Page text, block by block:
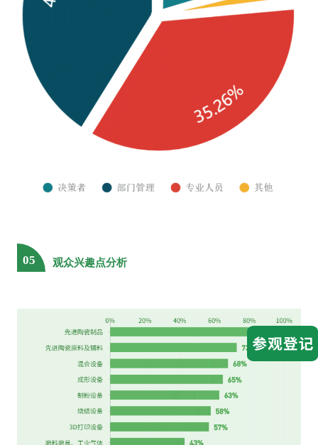
华硕精瓷
惠达卫浴股份有限公司
惠丰电子有限公司
吉凯恩（丹阳）工业有限公司
吉林大学
技美科技股份有限公司
际华集团股份有限公司
嘉兴精科科技有限公司
江丰电子
江苏灿勤科技股份有限公司
江苏富乐华功率半导体研究院
江苏港迪医疗科技有限公司
江苏亨芯石英科技有限公司
江苏恒耐杰旭工业陶瓷有限公司
江苏集萃先进金属材料研究所有限公司
江苏匠领汽车科技有限公司
江苏精研科技股份有限公司
江苏康瑞新材料科技股份有限公司
江苏蓝固新能源科技有限公司
江苏力星通用钢球股份有限公司
05 观众兴趣点分析